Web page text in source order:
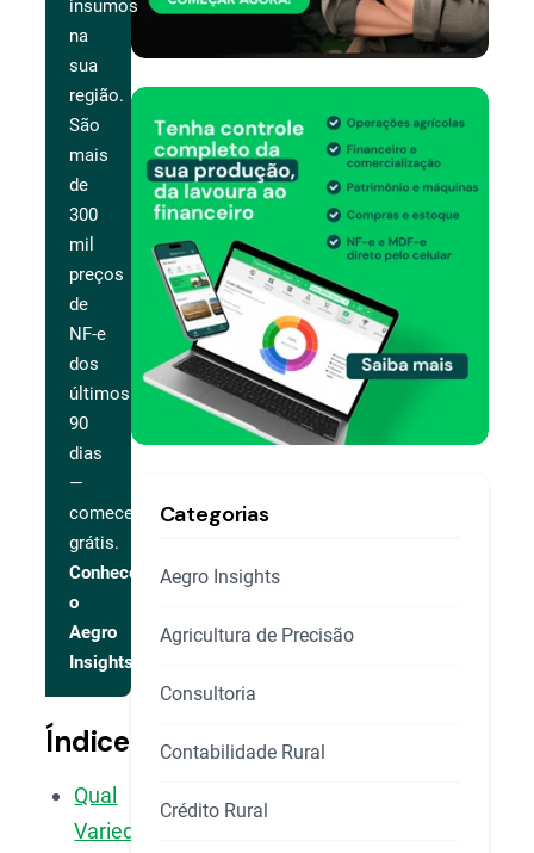
insumos
na
sua
região.
São
mais
de
300
mil
preços
de
NF-e
dos
últimos
90
dias
—
comece
grátis.
Conhecer
o
Aegro
Insights
Índice
Qual
Variedade
Categorias
Aegro Insights
Agricultura de Precisão
Consultoria
Contabilidade Rural
Crédito Rural